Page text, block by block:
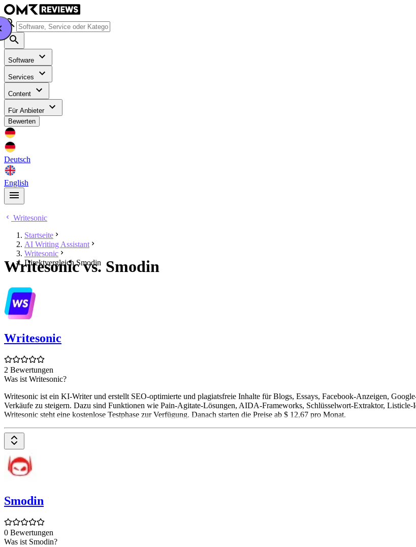
Software
Services
Content
Für Anbieter
Bewerten
Deutsch
English
Writesonic
Startseite
AI Writing Assistant
Writesonic
Direktvergleich Smodin
Writesonic vs. Smodin
Writesonic
2 Bewertungen
Was ist Writesonic?
Writesonic ist ein KI-Writer und erstellt SEO-optimierte und plagiatsfreie Inhalte für Blogs, Essays, Facebook-Anzeigen,
Verkäufe zu steigern. Dazu sind Funktionen wie Pain-Agitate-Lösungen, AIDA-Frameworks, Schlüsselwort-Extraktor,
Writesonic steht eine kostenlose Testphase zur Verfügung. Danach starten die Preise ab $ 12,67 pro Monat.
Smodin
0 Bewertungen
Was ist Smodin?